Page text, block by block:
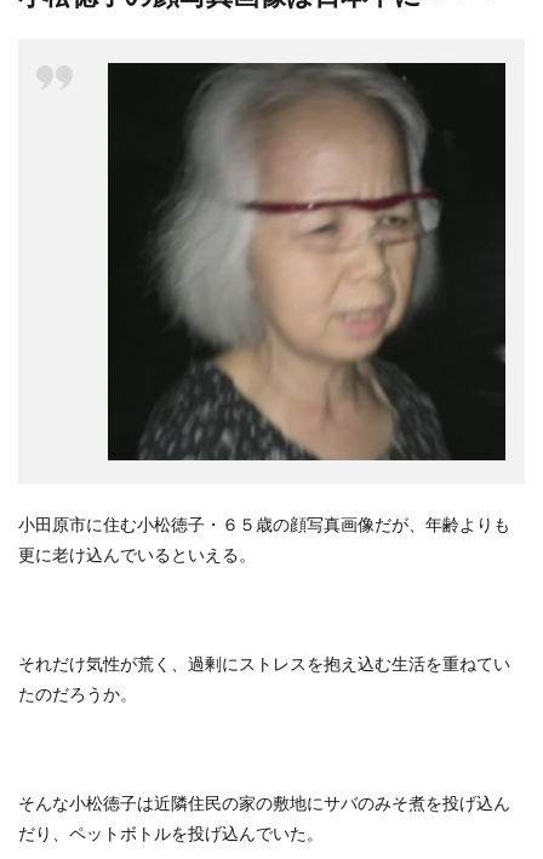
小田原市に住む小松徳子・６５歳の顔写真画像だが、年齢よりも
更に老け込んでいるといえる。
それだけ気性が荒く、過剰にストレスを抱え込む生活を重ねてい
たのだろうか。
そんな小松徳子は近隣住民の家の敷地にサバのみそ煮を投げ込ん
だり、ペットボトルを投げ込んでいた。